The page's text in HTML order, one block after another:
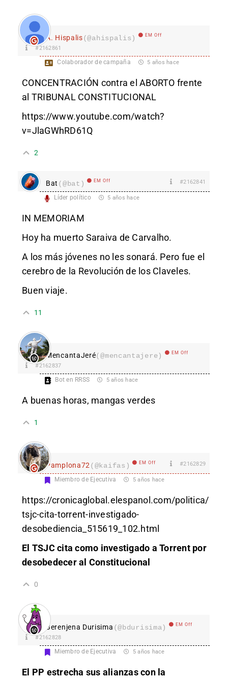
A. Hispalis(@ahispalis) EM Off
#2162861
Colaborador de campaña 5 años hace
CONCENTRACIÓN contra el ABORTO frente
al TRIBUNAL CONSTITUCIONAL
https://www.youtube.com/watch?
v=JlaGWhRD61Q
2
Bat (@bat) EM Off #2162841
Líder político 5 años hace
IN MEMORIAM
Hoy ha muerto Saraiva de Carvalho.
A los más jóvenes no les sonará. Pero fue el
cerebro de la Revolución de los Claveles.
Buen viaje.
11
MencantaJeré(@mencantajere) EM Off
#2162837
Bot en RRSS 5 años hace
A buenas horas, mangas verdes
1
Pamplona72 (@kaifas) EM Off #2162829
Miembro de Ejecutiva 5 años hace
https://cronicaglobal.elespanol.com/politica/
tsjc-cita-torrent-investigado-
desobediencia_515619_102.html
El TSJC cita como investigado a Torrent por
desobedecer al Constitucional
0
Berenjena Durisima (@bdurisima) EM Off
#2162828
Miembro de Ejecutiva 5 años hace
El PP estrecha sus alianzas con la